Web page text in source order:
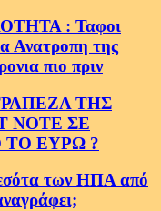
: Ταφοι
Ανατροπη της
πιο πριν
ΤΗΣ
NOTE ΣΕ
ΕΥΡΩ ?
των ΗΠΑ από